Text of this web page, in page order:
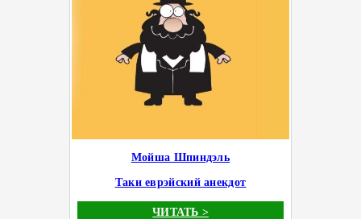
Мойша Шпиндэль
Таки еврэйский анекдот
ЧИТАТЬ >